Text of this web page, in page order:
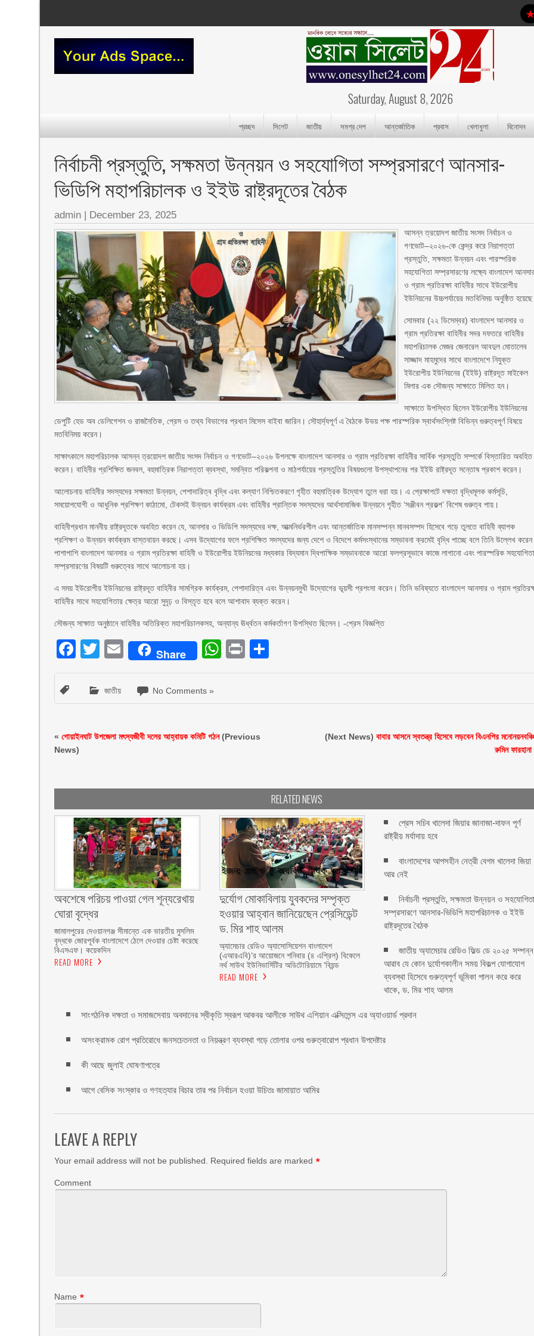
Saturday, August 8, 2026
প্রচ্ছদ সিলেট জাতীয় সমগ্র দেশ আন্তর্জাতিক প্রবাস খেলাধুলা বিনোদন
নির্বাচনী প্রস্তুতি, সক্ষমতা উন্নয়ন ও সহযোগিতা সম্প্রসারণে আনসার-
ভিডিপি মহাপরিচালক ও ইইউ রাষ্ট্রদূতের বৈঠক
admin | December 23, 2025
আসন্ন ত্রয়োদশ জাতীয় সংসদ নির্বাচন ও
গণভোট–২০২৬-কে কেন্দ্র করে নিরাপত্তা
প্রস্তুতি, সক্ষমতা উন্নয়ন এবং পারস্পরিক
সহযোগিতা সম্প্রসারণের লক্ষ্যে বাংলাদেশ
ও গ্রাম প্রতিরক্ষা বাহিনীর সাথে ইউরোপীয়
ইউনিয়নের উচ্চপর্যায়ের মতবিনিময় অনুষ্ঠিত
সোমবার (২২ ডিসেম্বর) বাংলাদেশ আনসার ও
গ্রাম প্রতিরক্ষা বাহিনীর সদর দফতরে বাহিনীর
মহাপরিচালক মেজর জেনারেল আবদুল মোতালেব
সাজ্জাদ মাহমুদের সাথে বাংলাদেশে নিযুক্ত
ইউরোপীয় ইউনিয়নের (ইইউ) রাষ্ট্রদূত মাইকেল
মিলার এক সৌজন্য সাক্ষাতে মিলিত হন।
সাক্ষাতে উপস্থিত ছিলেন ইউরোপীয় ইউনিয়নের
ডেপুটি হেড অব ডেলিগেশন ও রাজনৈতিক, প্রেস ও তথ্য বিভাগের প্রধান মিসেস বাইবা জারিন। সৌহার্দ্যপূর্ণ এ বৈঠকে উভয় পক্ষ পারস্পরিক স্বার্থসংশ্লিষ্ট বিভিন্ন গুরুত্বপূর্ণ বিষয়ে
মতবিনিময় করেন।
সাক্ষাৎকালে মহাপরিচালক আসন্ন ত্রয়োদশ জাতীয় সংসদ নির্বাচন ও গণভোট–২০২৬ উপলক্ষে বাংলাদেশ আনসার ও গ্রাম প্রতিরক্ষা বাহিনীর সার্বিক প্রস্তুতি সম্পর্কে বিস্তারিত অবহিত
করেন। বাহিনীর প্রশিক্ষিত জনবল, বহুমাত্রিক নিরাপত্তা ব্যবস্থা, সমন্বিত পরিকল্পনা ও মাঠপর্যায়ের প্রস্তুতির বিষয়গুলো উপস্থাপনের পর ইইউ রাষ্ট্রদূত সন্তোষ প্রকাশ করেন।
আলোচনায় বাহিনীর সদস্যদের সক্ষমতা উন্নয়ন, পেশাদারিত্ব বৃদ্ধি এবং কল্যাণ নিশ্চিতকরণে গৃহীত বহুমাত্রিক উদ্যোগ তুলে ধরা হয়। এ প্রেক্ষাপটে দক্ষতা বৃদ্ধিমূলক কর্মসূচি,
সময়োপযোগী ও আধুনিক প্রশিক্ষণ কাঠামো, টেকসই উন্নয়ন কার্যক্রম এবং বাহিনীর প্রান্তিক সদস্যদের আর্থসামাজিক উন্নয়নে গৃহীত ‘সঞ্জীবন প্রকল্প’ বিশেষ গুরুত্ব পায়।
বাহিনীপ্রধান মাননীয় রাষ্ট্রদূতকে অবহিত করেন যে, আনসার ও ভিডিপি সদস্যদের দক্ষ, আত্মনির্ভরশীল এবং আন্তর্জাতিক মানসম্পন্ন মানবসম্পদ হিসেবে গড়ে তুলতে বাহিনী ব্যাপক
প্রশিক্ষণ ও উন্নয়ন কার্যক্রম বাস্তবায়ন করছে। এসব উদ্যোগের ফলে প্রশিক্ষিত সদস্যদের জন্য দেশে ও বিদেশে কর্মসংস্থানের সম্ভাবনা ক্রমেই বৃদ্ধি পাচ্ছে বলে তিনি উল্লেখ
পাশাপাশি বাংলাদেশ আনসার ও গ্রাম প্রতিরক্ষা বাহিনী ও ইউরোপীয় ইউনিয়নের মধ্যকার বিদ্যমান দ্বিপাক্ষিক সম্ভাবনাকে আরো ফলপ্রসূভাবে কাজে লাগানো এবং পারস্পরিক
সম্প্রসারণের বিষয়টি গুরুত্বের সাথে আলোচনা হয়।
এ সময় ইউরোপীয় ইউনিয়নের রাষ্ট্রদূত বাহিনীর সামগ্রিক কার্যক্রম, পেশাদারিত্ব এবং উন্নয়নমুখী উদ্যোগের ভূয়সী প্রশংসা করেন। তিনি ভবিষ্যতে বাংলাদেশ আনসার ও গ্রাম
বাহিনীর সাথে সহযোগিতার ক্ষেত্র আরো সুদৃঢ় ও বিস্তৃত হবে বলে আশাবাদ ব্যক্ত করেন।
সৌজন্য সাক্ষাত অনুষ্ঠানে বাহিনীর অতিরিক্ত মহাপরিচালকসহ, অন্যান্য ঊর্ধ্বতন কর্মকর্তাগণ উপস্থিত ছিলেন। -প্রেস বিজ্ঞপ্তি
Facebook
Twitter
EmailShare WhatsApp
Print
জাতীয় No Comments »
«গোয়াইনঘাট উপজেলা মৎস্যজীবী দলের আহ্বায়ক কমিটি গঠন(Previous
News)
(Next News)বাবার আসনে স্বতন্ত্র হিসেবে লড়বেন বিএনপির
রুমিন ফারহানা
RELATED NEWS
অবশেষে পরিচয় পাওয়া গেল শূন্যরেখায়
ঘোরা বৃদ্ধের
জামালপুরের দেওয়ানগঞ্জ সীমান্তে এক ভারতীয় মুসলিম
বৃদ্ধকে জোরপূর্বক বাংলাদেশে ঠেলে দেওয়ার চেষ্টা করেছে
বিএসএফ। কয়েকদিন
READ MORE
দুর্যোগ মোকাবিলায় যুবকদের সম্পৃক্ত
হওয়ার আহ্বান জানিয়েছেন প্রেসিডেন্ট
ড. মির শাহ আলম ‎ ‎
অ্যামেচার রেডিও অ্যাসোসিয়েশন বাংলাদেশ
(এআরএবি)’র আয়োজনে শনিবার (৪ এপ্রিল) বিকেলে
নর্থ সাউথ ইউনিভার্সিটির অডিটোরিয়ামে ‘বিয়ন্ড
READ MORE
প্রেস সচিব খালেদা জিয়ার জানাজা-দাফন পূর্ণ
রাষ্ট্রীয় মর্যাদায় হবে
বাংলাদেশের আপসহীন নেত্রী বেগম খালেদা জিয়া
আর নেই
নির্বাচনী প্রস্তুতি, সক্ষমতা উন্নয়ন ও
সম্প্রসারণে আনসার-ভিডিপি মহাপরিচালক ও ইইউ
রাষ্ট্রদূতের বৈঠক
জাতীয় অ্যামেচার রেডিও ফিল্ড ডে ২০২৫
আরাব যে কোন দুর্যোগকালীন সময় বিকল্প যোগাযোগ
ব্যবস্থা হিসেবে গুরুত্বপূর্ণ ভূমিকা পালন করে করে
থাকে, ড. মির শাহ আলম
সাংগঠনিক দক্ষতা ও সমাজসেবায় অবদানের স্বীকৃতি স্বরূপ আকবর আলীকে সাউথ এশিয়ান এক্সিলেন্স এর অ্যাওয়ার্ড প্রদান
অসংক্রামক রোগ প্রতিরোধে জনসচেতনতা ও নিয়ন্ত্রণ ব্যবস্থা গড়ে তোলার ওপর গুরুত্বারোপ প্রধান উপদেষ্টার
কী আছে জুলাই ঘোষণাপত্রে
আগে বেসিক সংস্কার ও গণহত্যার বিচার তার পর নির্বাচন হওয়া উচিতঃ জামায়াত আমির
LEAVE A REPLY
Your email address will not be published. Required fields are marked *
Comment
Name *